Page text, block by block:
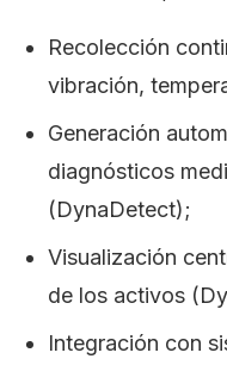
Recolección
vibración,
Generación
diagnósticos
(DynaDetect);
Visualización
de los activos
Integración con